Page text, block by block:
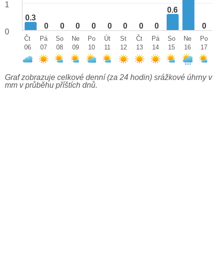
0.3
0 0 0 0 0 0 0 0
0.6
0
1
0
Čt
06
Pá
07
So
08
Ne
09
Po
10
Út
11
St
12
Čt
13
Pá
14
So
15
Ne
16
Po
17
Graf zobrazuje celkové denní (za 24 hodin) srážkové úhrny v
mm v průběhu příštích dnů.